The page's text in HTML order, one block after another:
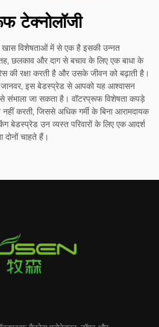
टेक्नोलॉजी
विशेषताओं में से एक है इसकी उन्नत
छलकाव और दाग से बचाव के लिए एक बाधा के
रक्षा करती है और उसके जीवन को बढ़ाती है।
जानवर, इस बेडस्प्रेड से आपको यह आश्वासन
संभाला जा सकता है। वॉटरप्रूफ विशेषता कपड़े
नहीं करती, जिससे अधिक गर्मी के बिना आरामदायक
बेडस्प्रेड उन व्यस्त परिवारों के लिए एक आदर्श
दोनों चाहते हैं।